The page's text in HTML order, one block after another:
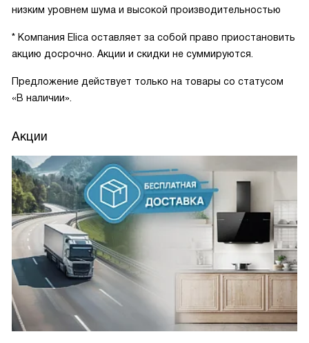
низким уровнем шума и высокой производительностью
* Компания Elica оставляет за собой право приостановить
акцию досрочно. Акции и скидки не суммируются.
Предложение действует только на товары со статусом
«В наличии».
Акции